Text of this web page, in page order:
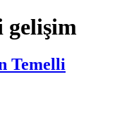
gelişim
Temelli